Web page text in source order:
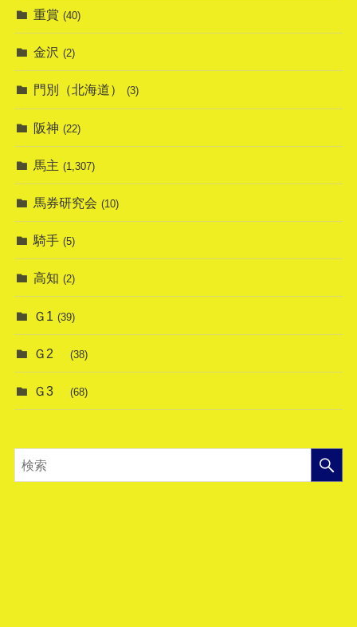
重賞 (40)
金沢 (2)
門別（北海道） (3)
阪神 (22)
馬主 (1,307)
馬券研究会 (10)
騎手 (5)
高知 (2)
Ｇ1 (39)
Ｇ2 (38)
Ｇ3 (68)